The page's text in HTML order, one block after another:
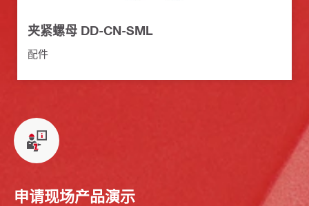
夹紧螺母 DD-CN-SML
配件
申请现场产品演示